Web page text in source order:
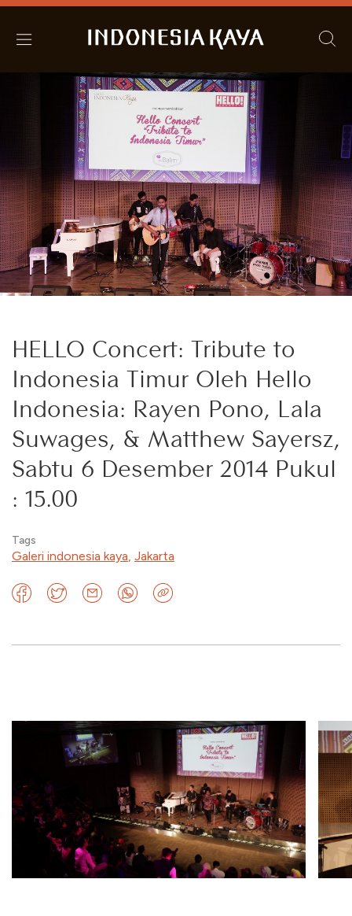
HELLO Concert: Tribute to
Indonesia Timur Oleh Hello
Indonesia: Rayen Pono, Lala
Suwages, & Matthew Sayersz,
Sabtu 6 Desember 2014 Pukul
: 15.00
Tags
Galeri indonesia kaya Jakarta